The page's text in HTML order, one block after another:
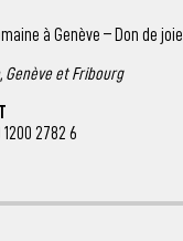
à Genève – Don de joie
Genève et Fribourg
1200 2782 6